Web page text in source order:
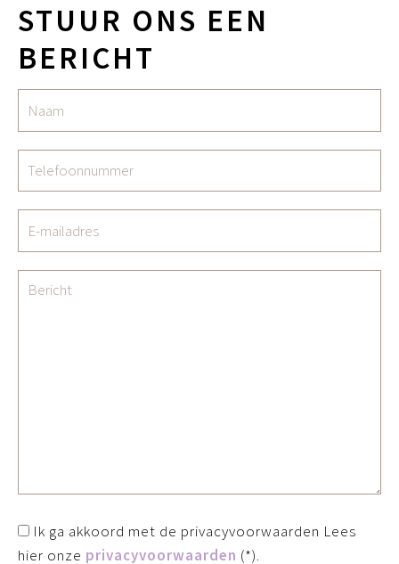
STUUR ONS EEN
BERICHT
Ik ga akkoord met de privacyvoorwaarden Lees
hier onze privacyvoorwaarden (*).